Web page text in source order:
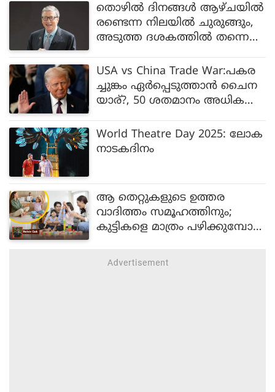
തൊഴിൽ ദിനങ്ങൾ ആഴ്ചയിൽ
രണ്ടെന്ന നിലയിൽ ചുരുങ്ങും,
അടുത്ത ദശകത്തിൽ തന്നെ
ഗേറ്റ്സ്
USA vs China Trade War:പകര
ച്ചുങ്കം ഏർപ്പെടുത്താൻ ചൈന
യാര്?, 50 ശതമാനം അധിക
സാമ്പത്തിക മാന്ദ്യ ഭീഷണിയിൽ
സൂചികകൾ!
World Theatre Day 2025: ലോക
നാടകദിനം
ആ തെറ്റുകളുടെ ഉത്തര
വാദിത്തം സമൂഹത്തിനും;
കുട്ടികളെ മാത്രം പഴിക്കുമ്പോള്‍